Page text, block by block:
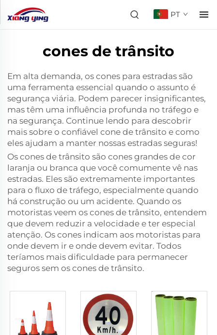
PT
cones de trânsito
Em alta demanda, os cones para estradas são
uma ferramenta essencial quando o assunto é
segurança viária. Podem parecer insignificantes,
mas têm uma influência profunda no tráfego e
na segurança. Continue lendo para descobrir
mais sobre o confiável cone de trânsito e como
eles ajudam a manter nossas estradas seguras!
Os cones de trânsito são cones grandes de cor
laranja ou branca que você comumente vê nas
estradas. Eles são extremamente importantes
para o fluxo de tráfego, especialmente quando
há construção ou um acidente. Quando os
motoristas veem os cones de trânsito, entendem
que devem reduzir a velocidade e ter especial
atenção. Os cones indicam aos motoristas para
onde devem ir e onde devem evitar. Todos
teríamos mais dificuldade para permanecer
seguros sem os cones de trânsito.